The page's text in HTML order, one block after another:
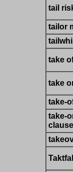
tail
tailor
take
take
take-
take-
clause